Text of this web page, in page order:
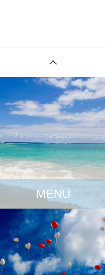
MENU